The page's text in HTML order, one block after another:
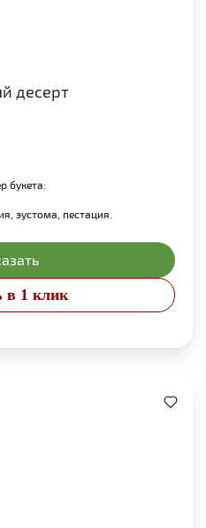
десерт
букета:
эустома, пестация.
в 1 клик